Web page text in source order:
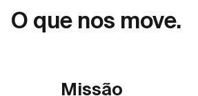
O que nos move.
Missão